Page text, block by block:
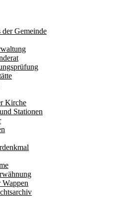
der Gemeinde
Kirche
Stationen
Wappen